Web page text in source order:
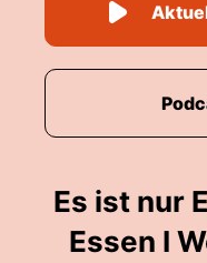
Es ist nur
Essen I